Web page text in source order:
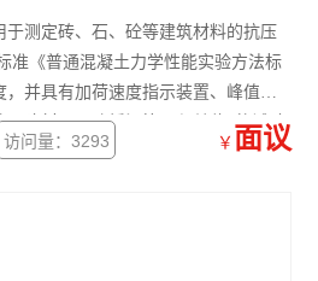
测定砖、石、砼等建筑材料的抗压
准《普通混凝土力学性能实验方法标
并具有加荷速度指示装置、峰值保
、建材、公路桥梁等工程单位*的试验
访问量：3293 ￥ 面议